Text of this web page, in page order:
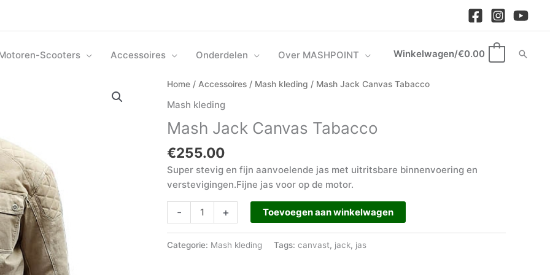
Scooters Accessoires Onderdelen Over MASHPOINT Winkelwagen/€0.00
Home / Accessoires / Mash kleding / Mash Jack Canvas Tabacco
Mash kleding
Mash Jack Canvas Tabacco
€255.00
Super stevig en fijn aanvoelende jas met uitritsbare binnenvoering en
verstevigingen.Fijne jas voor op de motor.
-
Mash
Tabacco
+ Toevoegen aan winkelwagen
Categorie: Mash kleding Tags: canvast, jack, jas